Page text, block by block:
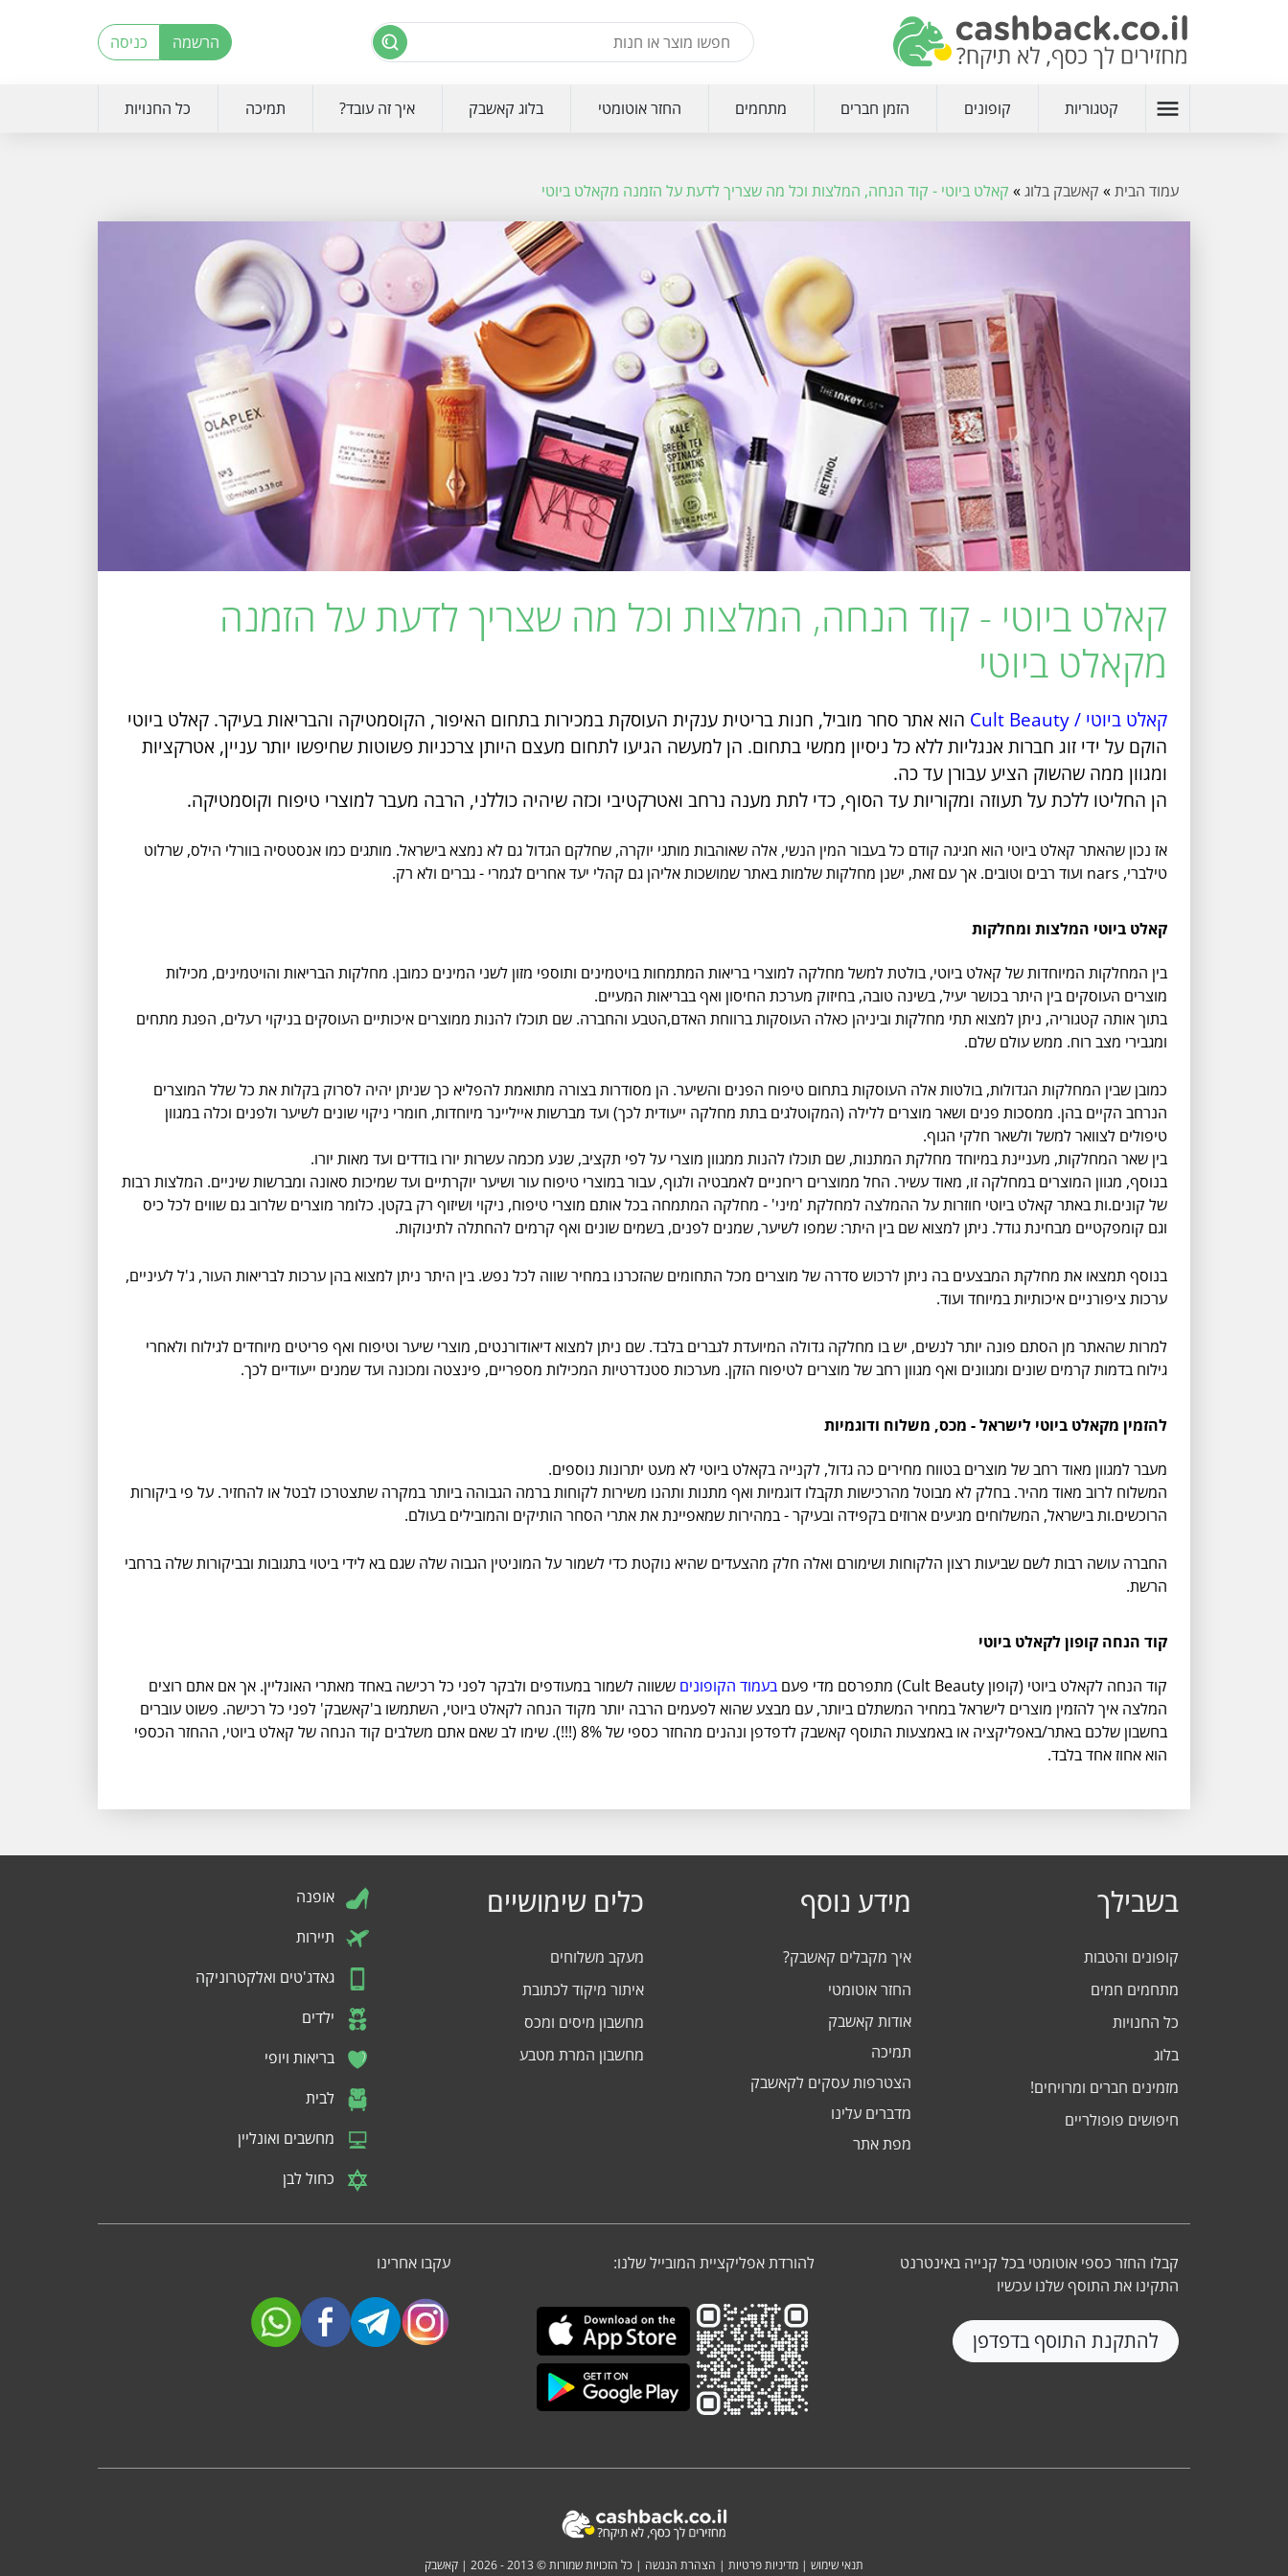
הרשמה כניסה
menu קטגוריות קופונים הזמן חברים מתחמים החזר אוטומטי בלוג קאשבק איך זה עובד? תמיכה כל החנויות
עמוד הבית» קאשבק בלוג» קאלט ביוטי - קוד הנחה, המלצות וכל מה שצריך לדעת על הזמנה מקאלט ביוטי
קאלט ביוטי - קוד הנחה, המלצות וכל מה שצריך לדעת על הזמנה
מקאלט ביוטי
קאלט ביוטי / Cult Beauty
הוא אתר סחר מוביל, חנות בריטית ענקית העוסקת במכירות בתחום האיפור, הקוסמטיקה והבריאות בעיקר. קאלט ביוטי
הוקם על ידי זוג חברות אנגליות ללא כל ניסיון ממשי בתחום. הן למעשה הגיעו לתחום מעצם היותן צרכניות פשוטות שחיפשו יותר עניין, אטרקציות
ומגוון ממה שהשוק הציע עבורן עד כה.
הן החליטו ללכת על תעוזה ומקוריות עד הסוף, כדי לתת מענה נרחב ואטרקטיבי וכזה שיהיה כוללני, הרבה מעבר למוצרי טיפוח וקוסמטיקה.
אז נכון שהאתר קאלט ביוטי הוא חגיגה קודם כל בעבור המין הנשי, אלה שאוהבות מותגי יוקרה, שחלקם הגדול גם לא נמצא בישראל. מותגים כמו אנסטסיה בוורלי הילס, שרלוט
טילברי, nars ועוד רבים וטובים. אך עם זאת, ישנן מחלקות שלמות באתר שמושכות אליהן גם קהלי יעד אחרים לגמרי - גברים ולא רק.
קאלט ביוטי המלצות ומחלקות
בין המחלקות המיוחדות של קאלט ביוטי, בולטת למשל מחלקה למוצרי בריאות המתמחות בויטמינים ותוספי מזון לשני המינים כמובן. מחלקות הבריאות והויטמינים, מכילות
מוצרים העוסקים בין היתר בכושר יעיל, בשינה טובה, בחיזוק מערכת החיסון ואף בבריאות המעיים.
בתוך אותה קטגוריה, ניתן למצוא תתי מחלקות וביניהן כאלה העוסקות ברווחת האדם,הטבע והחברה. שם תוכלו להנות ממוצרים איכותיים העוסקים בניקוי רעלים, הפגת מתחים
ומגבירי מצב רוח. ממש עולם שלם.
כמובן שבין המחלקות הגדולות, בולטות אלה העוסקות בתחום טיפוח הפנים והשיער. הן מסודרות בצורה מתואמת להפליא כך שניתן יהיה לסרוק בקלות את כל שלל המוצרים
הנרחב הקיים בהן. ממסכות פנים ושאר מוצרים ללילה (המקוטלגים בתת מחלקה ייעודית לכך) ועד מברשות אייליינר מיוחדות, חומרי ניקוי שונים לשיער ולפנים וכלה במגוון
טיפולים לצוואר למשל ולשאר חלקי הגוף.
בין שאר המחלקות, מעניינת במיוחד מחלקת המתנות, שם תוכלו להנות ממגוון מוצרי על לפי תקציב, שנע מכמה עשרות יורו בודדים ועד מאות יורו.
בנוסף, מגוון המוצרים במחלקה זו, מאוד עשיר. החל ממוצרים ריחניים לאמבטיה ולגוף, עבור במוצרי טיפוח עור ושיער יוקרתיים ועד שמיכות סאונה ומברשות שיניים. המלצות רבות
של קונים.ות באתר קאלט ביוטי חוזרות על ההמלצה למחלקת 'מיני' - מחלקה המתמחה בכל אותם מוצרי טיפוח, ניקוי ושיזוף רק בקטן. כלומר מוצרים שלרוב גם שווים לכל כיס
וגם קומפקטיים מבחינת גודל. ניתן למצוא שם בין היתר: שמפו לשיער, שמנים לפנים, בשמים שונים ואף קרמים להחתלה לתינוקות.
בנוסף תמצאו את מחלקת המבצעים בה ניתן לרכוש סדרה של מוצרים מכל התחומים שהזכרנו במחיר שווה לכל נפש. בין היתר ניתן למצוא בהן ערכות לבריאות העור, ג'ל לעיניים,
ערכות ציפורניים איכותיות במיוחד ועוד.
למרות שהאתר מן הסתם פונה יותר לנשים, יש בו מחלקה גדולה המיועדת לגברים בלבד. שם ניתן למצוא דיאודורנטים, מוצרי שיער וטיפוח ואף פריטים מיוחדים לגילוח ולאחרי
גילוח בדמות קרמים שונים ומגוונים ואף מגוון רחב של מוצרים לטיפוח הזקן. מערכות סטנדרטיות המכילות מספריים, פינצטה ומכונה ועד שמנים ייעודיים לכך.
להזמין מקאלט ביוטי לישראל - מכס, משלוח ודוגמיות
מעבר למגוון מאוד רחב של מוצרים בטווח מחירים כה גדול, לקנייה בקאלט ביוטי לא מעט יתרונות נוספים.
המשלוח לרוב מאוד מהיר. בחלק לא מבוטל מהרכישות תקבלו דוגמיות ואף מתנות ותהנו משירות לקוחות ברמה הגבוהה ביותר במקרה שתצטרכו לבטל או להחזיר. על פי ביקורות
הרוכשים.ות בישראל, המשלוחים מגיעים ארוזים בקפידה ובעיקר - במהירות שמאפיינת את אתרי הסחר הותיקים והמובילים בעולם.
החברה עושה רבות לשם שביעות רצון הלקוחות ושימורם ואלה חלק מהצעדים שהיא נוקטת כדי לשמור על המוניטין הגבוה שלה שגם בא לידי ביטוי בתגובות ובביקורות שלה ברחבי
הרשת.
קוד הנחה קופון לקאלט ביוטי
קוד הנחה לקאלט ביוטי (קופון Cult Beauty) מתפרסם מדי פעם בעמוד הקופונים ששווה לשמור במעודפים ולבקר לפני כל רכישה באחד מאתרי האונליין. אך אם אתם רוצים
המלצה איך להזמין מוצרים לישראל במחיר המשתלם ביותר, עם מבצע שהוא לפעמים הרבה יותר מקוד הנחה לקאלט ביוטי, השתמשו ב'קאשבק' לפני כל רכישה. פשוט עוברים
בחשבון שלכם באתר/באפליקציה או באמצעות התוסף קאשבק לדפדפן ונהנים מהחזר כספי של 8% (!!!). שימו לב שאם אתם משלבים קוד הנחה של קאלט ביוטי, ההחזר הכספי
הוא אחוז אחד בלבד.
בשבילך
קופונים והטבות
מתחמים חמים
כל החנויות
בלוג
מזמינים חברים ומרויחים!
חיפושים פופולריים
מידע נוסף
איך מקבלים קאשבק?
החזר אוטומטי
אודות קאשבק
תמיכה
הצטרפות עסקים לקאשבק
מדברים עלינו
מפת אתר
כלים שימושיים
מעקב משלוחים
איתור מיקוד לכתובת
מחשבון מיסים ומכס
מחשבון המרת מטבע
אופנה
תיירות
גאדג'טים ואלקטרוניקה
ילדים
בריאות ויופי
לבית
מחשבים ואונליין
כחול לבן
קבלו החזר כספי אוטומטי בכל קנייה באינטרנט
התקינו את התוסף שלנו עכשיו
להתקנת התוסף בדפדפן
להורדת אפליקציית המובייל שלנו: עקבו אחרינו
תנאי שימוש | מדיניות פרטיות | הצהרת הנגשה | כל הזכויות שמורות © 2013 - 2026 | קאשבק